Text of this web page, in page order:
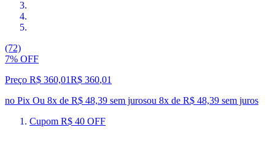
(72)
7% OFF
Preço R$ 360,01R$ 360,01
no Pix Ou 8x de R$ 48,39 sem jurosou 8x de R$ 48,39 sem juros
Cupom R$ 40 OFF